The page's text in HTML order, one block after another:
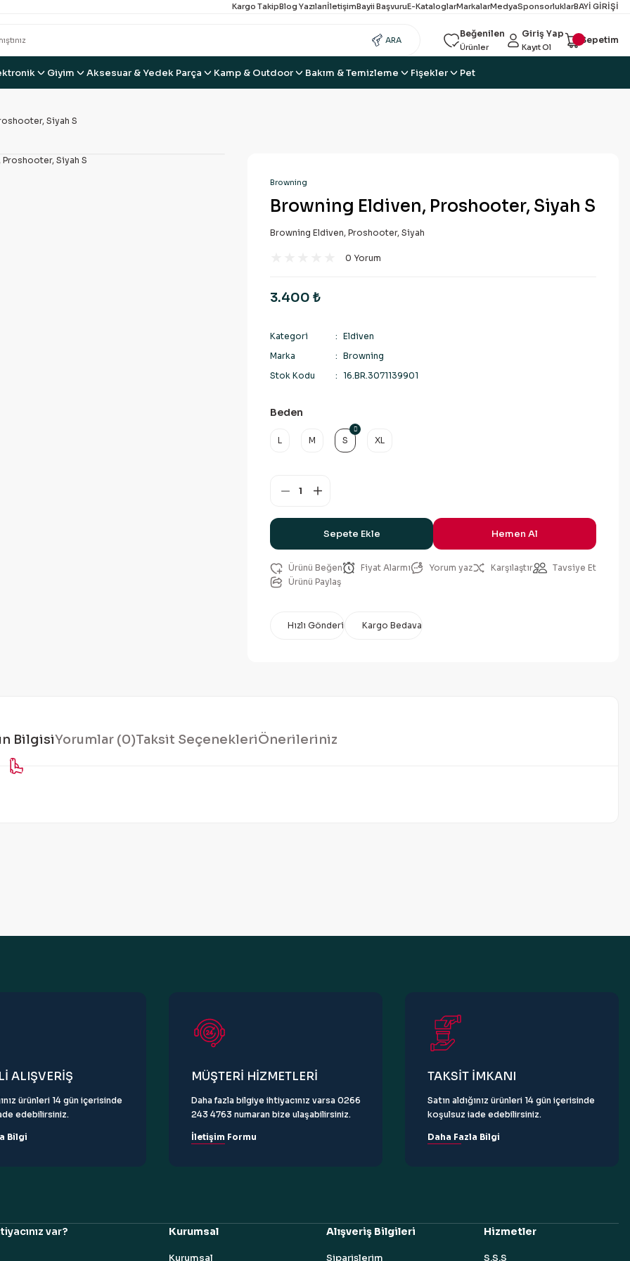
Kargo TakipBlog YazılarıİletişimBayii BaşvuruE-KataloglarMarkalarMedyaSponsorluklarBAYİ GİRİŞİ
ARA
Beğenilen
Ürünler
Giriş Yap
Kayıt Ol
Sepetim
Giyim Aksesuar & Yedek Parça Kamp & Outdoor Bakım & Temizleme Fişekler Pet
Siyah S
Browning
Browning Eldiven, Proshooter, Siyah S
Browning Eldiven, Proshooter, Siyah
0 Yorum
3.400 ₺
Kategori
Eldiven
Marka
Browning
Stok Kodu
16.BR.3071139901
Beden
L M S XL
Sepete Ekle Hemen Al
Fiyat Alarmı Yorum yaz Karşılaştır
Tavsiye Et
Ürünü Paylaş
Hızlı Gönderi Kargo Bedava
BilgisiYorumlar (0)Taksit SeçenekleriÖnerileriniz
ALIŞVERİŞ
ürünleri 14 gün içerisinde
edebilirsiniz.
Bilgi
MÜŞTERİ HİZMETLERİ
Daha fazla bilgiye ihtiyacınız varsa 0266
243 4763 numaran bize ulaşabilirsiniz.
İletişim Formu
TAKSİT İMKANI
Satın aldığınız ürünleri 14 gün içerisinde
koşulsuz iade edebilirsiniz.
Daha Fazla Bilgi
var? Kurumsal
Kurumsal
Alışveriş Bilgileri
Siparişlerim
Hizmetler
S.S.S